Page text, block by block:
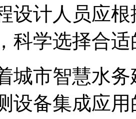
设计人员应
科学选择合
城市智慧水
设备集成应